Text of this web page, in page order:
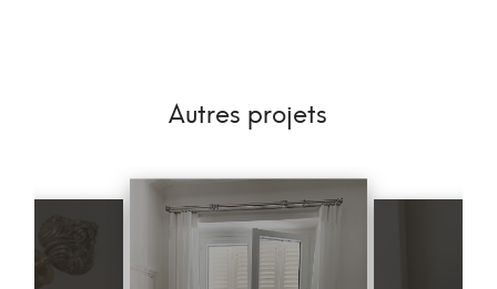
Autres projets